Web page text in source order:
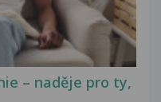
– naděje pro ty,